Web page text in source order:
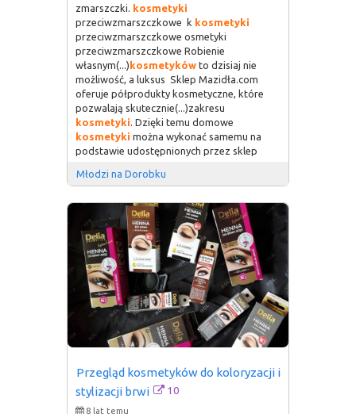
zmarszczki. kosmetyki
przeciwzmarszczkowe k kosmetyki
przeciwzmarszczkowe osmetyki
przeciwzmarszczkowe Robienie
własnym(...) kosmetyków to dzisiaj nie
możliwość, a luksus Sklep Mazidła.com
oferuje półprodukty kosmetyczne, które
pozwalają skutecznie(...)zakresu
kosmetyki. Dzięki temu domowe
kosmetyki można wykonać samemu na
podstawie udostępnionych przez sklep
Młodzi na Dorobku
Przegląd kosmetyków do koloryzacji i
stylizacji brwi
10
8 lat temu